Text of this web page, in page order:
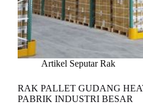
Artikel Seputar Rak
RAK PALLET GUDANG
PABRIK INDUSTRI BESAR